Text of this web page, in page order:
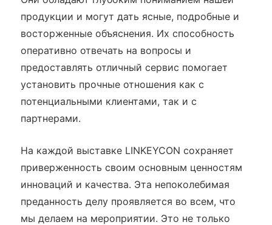
продукции и могут дать ясные, подробные и
восторженные объяснения. Их способность
оперативно отвечать на вопросы и
предоставлять отличный сервис помогает
установить прочные отношения как с
потенциальными клиентами, так и с
партнерами.
На каждой выставке LINKEYCON сохраняет
приверженность своим основным ценностям
инноваций и качества. Эта непоколебимая
преданность делу проявляется во всем, что
мы делаем на мероприятии. Это не только